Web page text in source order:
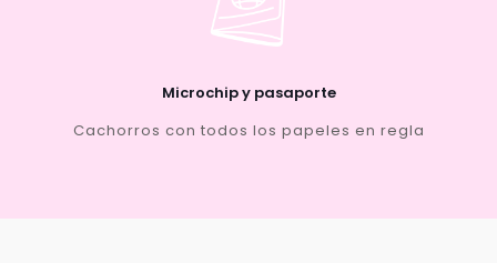
Microchip y pasaporte
Cachorros con todos los papeles en regla